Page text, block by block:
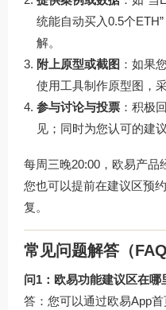
统能自动买入0.5个
解。
附上原型或截图 ：如果
使用工具制作原型图，
参与讨论与投票 ：积极
见；同时为您认可的建
每周三晚20:00，欧易产品
您也可以提前在建议区预
复。
常见问题解答（FAQ
问1：欧易功能建议区在哪
答：您可以通过欧易App首